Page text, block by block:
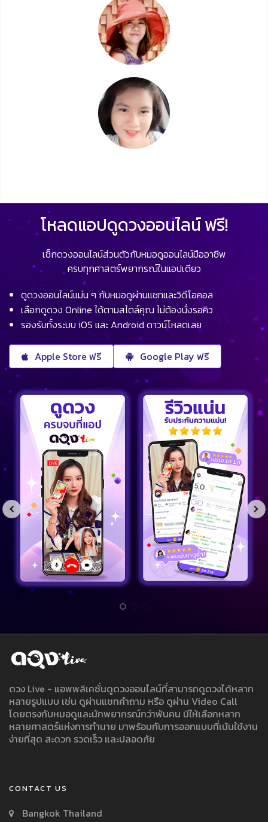
โหลดแอปดูดวงออนไลน์ ฟรี!
เช็กดวงออนไลน์ส่วนตัวกับหมอดูออนไลน์มืออาชีพ
ครบทุกศาสตร์พยากรณ์ในแอปเดียว
ดูดวงออนไลน์แม่น ๆ กับหมอดูผ่านแชทและวิดีโอคอล
เลือกดูดวง Online ได้ตามสไตล์คุณ ไม่ต้องนั่งรอคิว
รองรับทั้งระบบ iOS และ Android ดาวน์โหลดเลย
Apple Store ฟรี Google Play ฟรี
ดวง Live - แอพพลิเคชั่นดูดวงออนไลน์ที่สามารถดูดวงได้หลาก
หลายรูปแบบ เช่น ดูผ่านแชทคำถาม หรือ ดูผ่าน Video Call
โดยตรงกับหมอดูและนักพยากรณ์กว่าพันคน มีให้เลือกหลาก
หลายศาสตร์แห่งการทำนาย มาพร้อมกับการออกแบบที่เน้นใช้งาน
ง่ายที่สุด สะดวก รวดเร็ว และปลอดภัย
CONTACT US
Bangkok Thailand